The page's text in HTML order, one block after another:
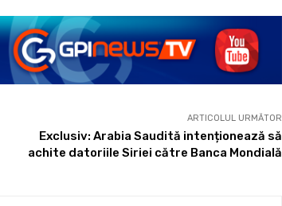
ARTICOLUL URMĂTOR
Exclusiv: Arabia Saudită intenționează să
achite datoriile Siriei către Banca Mondială